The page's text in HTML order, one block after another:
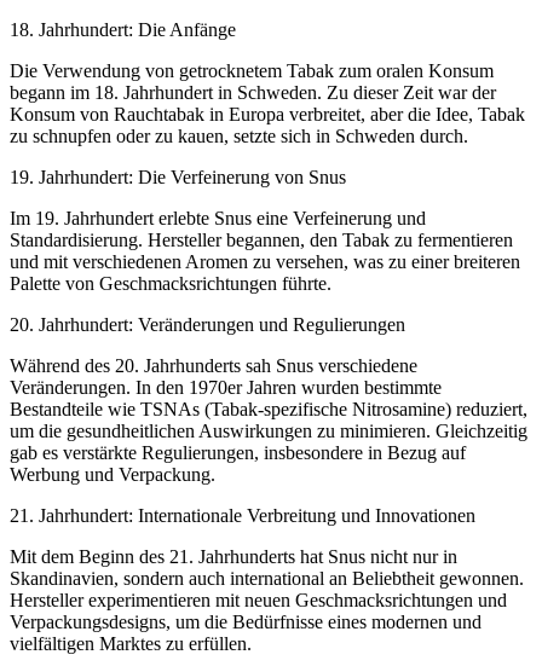
18. Jahrhundert: Die Anfänge
Die Verwendung von getrocknetem Tabak zum oralen Konsum
begann im 18. Jahrhundert in Schweden. Zu dieser Zeit war der
Konsum von Rauchtabak in Europa verbreitet, aber die Idee, Tabak
zu schnupfen oder zu kauen, setzte sich in Schweden durch.
19. Jahrhundert: Die Verfeinerung von Snus
Im 19. Jahrhundert erlebte Snus eine Verfeinerung und
Standardisierung. Hersteller begannen, den Tabak zu fermentieren
und mit verschiedenen Aromen zu versehen, was zu einer breiteren
Palette von Geschmacksrichtungen führte.
20. Jahrhundert: Veränderungen und Regulierungen
Während des 20. Jahrhunderts sah Snus verschiedene
Veränderungen. In den 1970er Jahren wurden bestimmte
Bestandteile wie TSNAs (Tabak-spezifische Nitrosamine) reduziert,
um die gesundheitlichen Auswirkungen zu minimieren. Gleichzeitig
gab es verstärkte Regulierungen, insbesondere in Bezug auf
Werbung und Verpackung.
21. Jahrhundert: Internationale Verbreitung und Innovationen
Mit dem Beginn des 21. Jahrhunderts hat Snus nicht nur in
Skandinavien, sondern auch international an Beliebtheit gewonnen.
Hersteller experimentieren mit neuen Geschmacksrichtungen und
Verpackungsdesigns, um die Bedürfnisse eines modernen und
vielfältigen Marktes zu erfüllen.